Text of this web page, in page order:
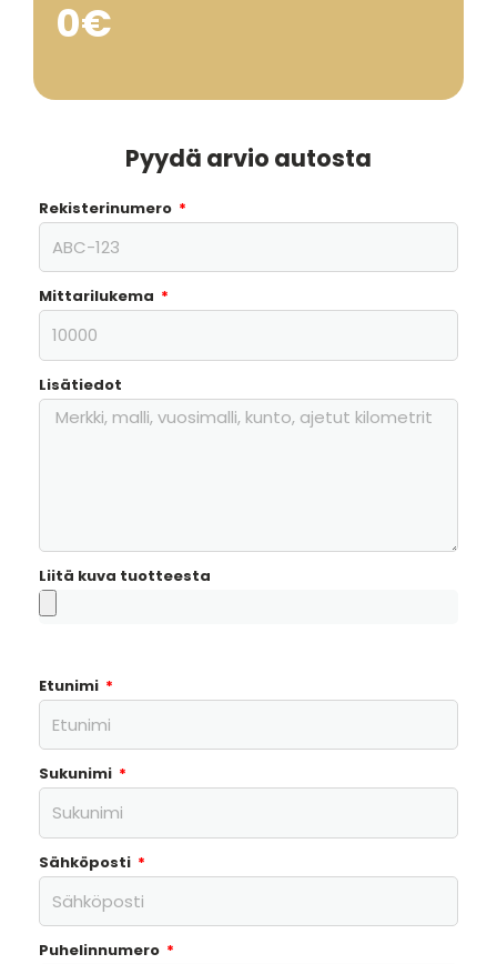
0€
Pyydä arvio autosta
Rekisterinumero
Mittarilukema
Lisätiedot
Liitä kuva tuotteesta
Etunimi
Sukunimi
Sähköposti
Puhelinnumero